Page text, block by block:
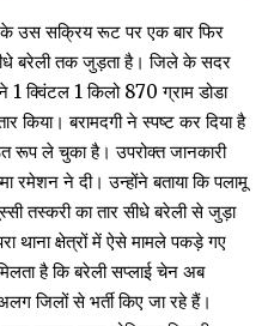
के उस सक्रिय रूट पर एक बार फिर
बरेली तक जुड़ता है। जिले के सदर
1 क्विंटल 1 किलो 870 ग्राम डोडा
किया। बरामदगी ने स्पष्ट कर दिया है
रूप ले चुका है। उपरोक्त जानकारी
रमेशन ने दी। उन्होंने बताया कि पलामू
तस्करी का तार सीधे बरेली से जुड़ा
थाना क्षेत्रों में ऐसे मामले पकड़े गए
है कि बरेली सप्लाई चेन अब
जिलों से भर्ती किए जा रहे हैं।